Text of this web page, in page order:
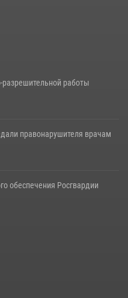
работы
правонарушителя врачам
обеспечения Росгвардии